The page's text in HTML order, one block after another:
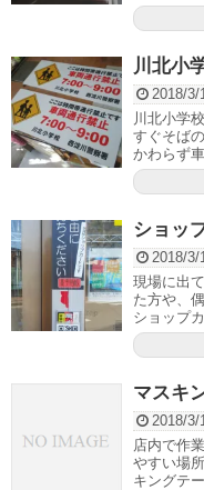
川北小
2018/3/
川北小学
すぐそば
かわらず
ショッ
2018/3/
現場に出
た方や、
ショップ
マスキ
2018/3/
店内で作
やすい場
キングテ